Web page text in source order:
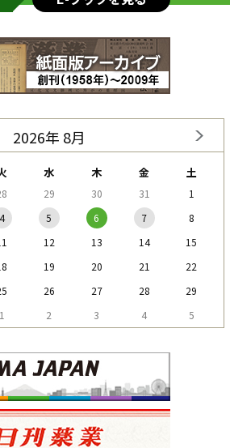
2026年 8月
水 木 金 土
29 30 31
1
4 5 6 7
8
12 13 14
15
19 20 21
22
26 27 28
29
1 2 3 4 5